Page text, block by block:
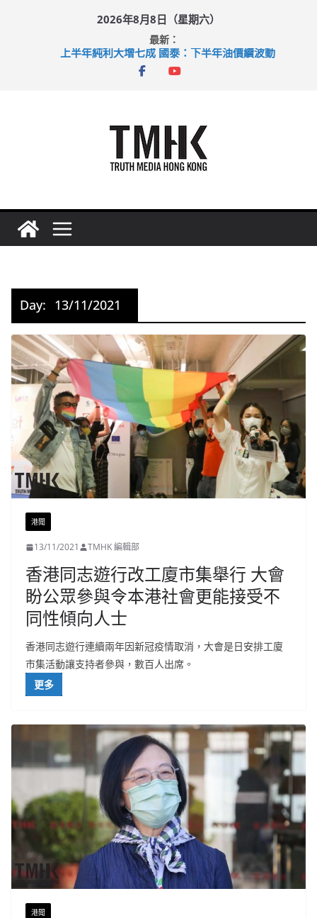
2026年8月8日（星期六）
最新：
上半年純利大增七成 國泰：下半年油價續波動
拜仁熱身賽挫維拉 啟德主場館奪錦標
Day: 13/11/2021
港聞
13/11/2021 TMHK 編輯部
香港同志遊行改工廈市集舉行 大會
盼公眾參與令本港社會更能接受不
同性傾向人士
香港同志遊行連續兩年因新冠疫情取消，大會是日安排工廈
市集活動讓支持者參與，數百人出席。
更多
港聞